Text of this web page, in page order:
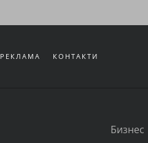
РЕКЛАМА КОНТАКТИ
Бизнес